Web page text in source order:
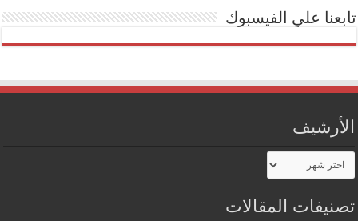
تابعنا علي الفيسبوك
الأرشيف
الأرشيف
تصنيفات المقالات